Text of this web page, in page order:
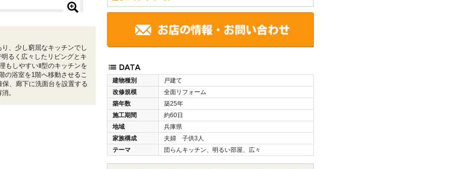
建物種別
戸建て
改修規模
全面リフォーム
築年数
築25年
施工期間
約60日
地域
兵庫県
家族構成
夫婦 子供3人
テーマ
団らんキッチン、明るい部屋、広々
、少し窮屈なキッチンでし
るく広々したリビングとキ
もしやすいⅡ型のキッチンを
の浴室を1階へ移動させるこ
、廊下に洗面台を設置する
。